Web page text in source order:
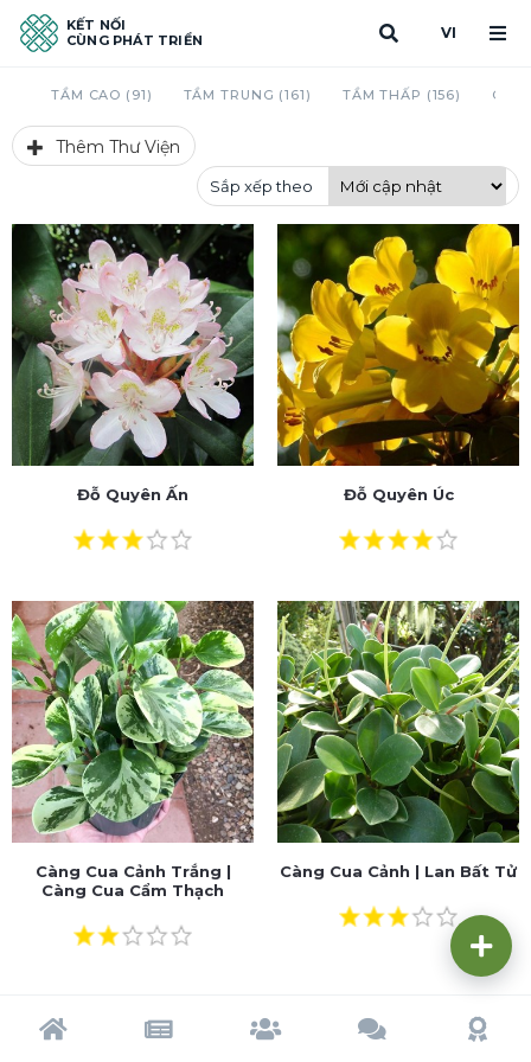
KẾT NỐI
CÙNG PHÁT TRIỂN
VI
TẦM CAO (91) TẦM TRUNG (161) TẦM THẤP (156) CAU
Thêm Thư Viện
Sắp xếp theo
Đỗ Quyên Ấn Đỗ Quyên Úc
Càng Cua Cảnh Trắng |
Càng Cua Cẩm Thạch
Càng Cua Cảnh | Lan Bất Tử
Trang chủ Tạp chí Cộng đồng Cố vấn Dấu ấn